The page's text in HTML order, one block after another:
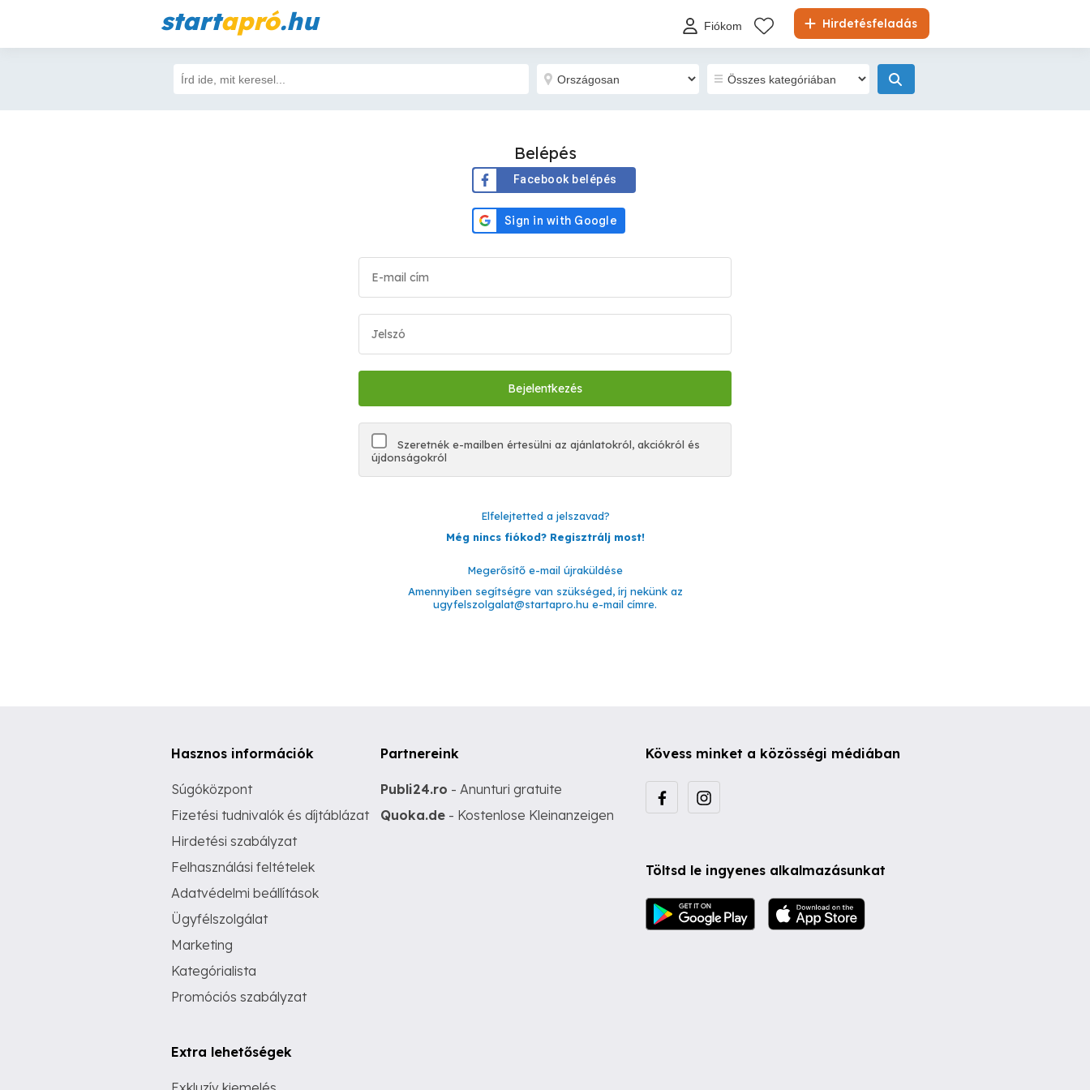
startapró.hu Hirdetésfeladás
Fiókom
Belépés
Facebook belépés
Szeretnék e-mailben értesülni az ajánlatokról, akciókról és
újdonságokról
Elfelejtetted a jelszavad?
Még nincs fiókod? Regisztrálj most!
Megerősítő e-mail újraküldése
Amennyiben segítségre van szükséged, írj nekünk az
ugyfelszolgalat@startapro.hu e-mail címre.
Hasznos információk
Súgóközpont
Fizetési tudnivalók és díjtáblázat
Hirdetési szabályzat
Felhasználási feltételek
Adatvédelmi beállítások
Ügyfélszolgálat
Marketing
Kategórialista
Promóciós szabályzat
Extra lehetőségek
Partnereink
Publi24.ro - Anunturi gratuite
Quoka.de - Kostenlose Kleinanzeigen
Kövess minket a közösségi médiában
Töltsd le ingyenes alkalmazásunkat